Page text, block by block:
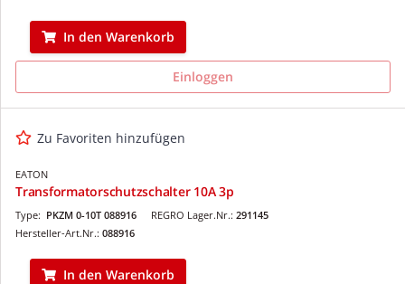
In den Warenkorb
Einloggen
Zu Favoriten hinzufügen
EATON
Transformatorschutzschalter 10A 3p
REGRO Lager.Nr.: 291145
Type: PKZM 0-10T 088916
Hersteller-Art.Nr.: 088916
In den Warenkorb